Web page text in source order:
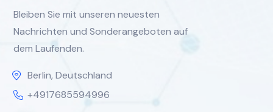
Bleiben Sie mit unseren neuesten
Nachrichten und Sonderangeboten auf
dem Laufenden.
Berlin, Deutschland
+4917685594996